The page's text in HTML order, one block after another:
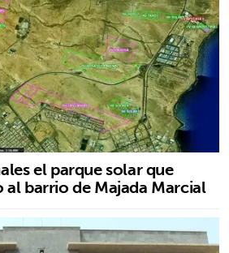
el parque solar que
barrio de Majada Marcial